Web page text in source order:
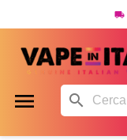

 